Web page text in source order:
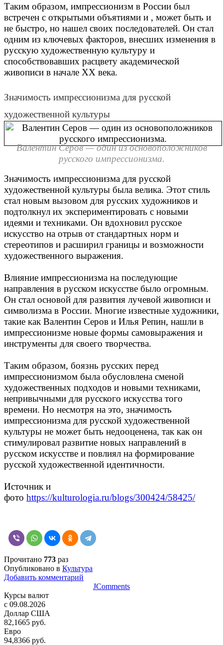
Таким образом, импрессионизм в России был
встречен с открытыми объятиями и , может быть и
не быстро, но нашел своих последователей. Он стал
одним из ключевых факторов, внесших изменения в
русскую художественную культуру и
способствовавших расцвету академической
живописи в начале XX века.
Значимость импрессионизма для русской
художественной культуры
Валентин Серов — один из основоположников
русского импрессионизма.
Значимость импрессионизма для русской
художественной культуры была велика. Этот стиль
стал новым вызовом для русских художников и
подтолкнул их экспериментировать с новыми
идеями и техниками. Он вдохновил русское
искусство на отрыв от стандартных норм и
стереотипов и расширил границы и возможности
художественного выражения.
Влияние импрессионизма на последующие
направления в русском искусстве было огромным.
Он стал основой для развития лучевой живописи и
символизма в России. Многие известные художники,
такие как Валентин Серов и Илья Репин, нашли в
импрессионизме новые формы самовыражения и
инструменты для своего творчества.
Таким образом, боязнь русских перед
импрессионизмом была обусловлена сменой
художественных подходов и новыми техниками,
непривычными для русского искусства того
времени. Но несмотря на это, значимость
импрессионизма для русской художественной
культуры не может быть недооценена, так как он
стимулировал развитие новых направлений в
русском искусстве и повлиял на формирование
русской художественной идентичности.
Источник и
фото https://kulturologia.ru/blogs/300424/58425/
Прочитано 773 раз
Опубликовано в Культура
Добавить комментарий
JComments
Курсы валют
c 09.08.2026
Доллар США
82,1665 руб.
Евро
94,8366 руб.